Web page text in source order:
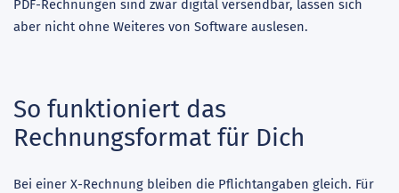
PDF-Rechnungen sind zwar digital versendbar, lassen sich
aber nicht ohne Weiteres von Software auslesen.
So funktioniert das
Rechnungsformat für Dich
Bei einer X-Rechnung bleiben die Pflichtangaben gleich. Für